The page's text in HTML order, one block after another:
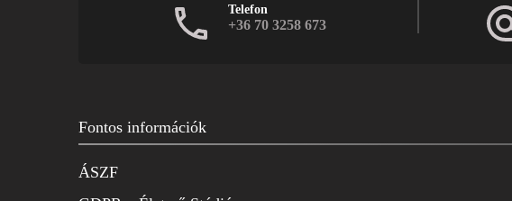
Telefon
+36 70 3258 673
Fontos információk
ÁSZF